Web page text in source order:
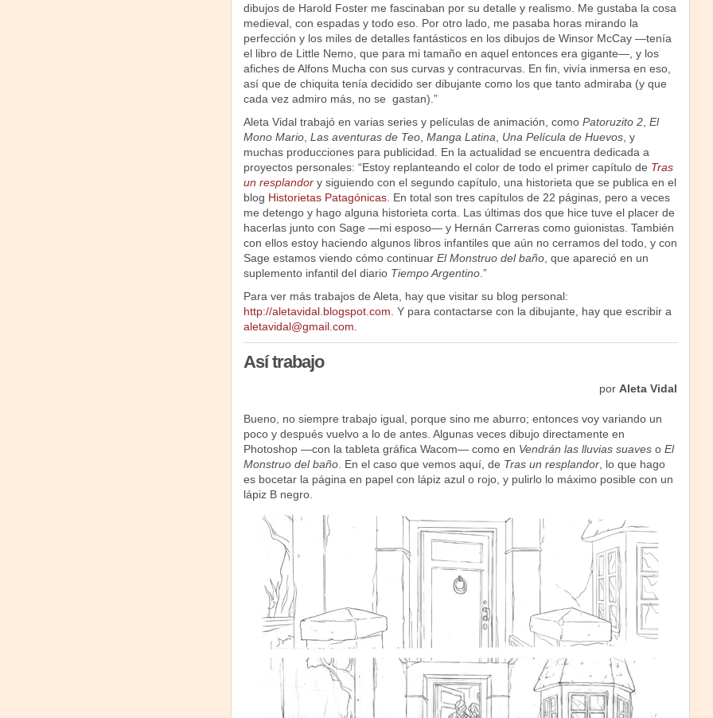
dibujos de Harold Foster me fascinaban por su detalle y realismo. Me gustaba la cosa
medieval, con espadas y todo eso. Por otro lado, me pasaba horas mirando la
perfección y los miles de detalles fantásticos en los dibujos de Winsor McCay —tenía
el libro de Little Nemo, que para mi tamaño en aquel entonces era gigante—, y los
afiches de Alfons Mucha con sus curvas y contracurvas. En fin, vivía inmersa en eso,
así que de chiquita tenía decidido ser dibujante como los que tanto admiraba (y que
cada vez admiro más, no se gastan).”
Aleta Vidal trabajó en varias series y películas de animación, como Patoruzito 2, El
Mono Mario, Las aventuras de Teo, Manga Latina Una Película de Huevos, y
muchas producciones para publicidad. En la actualidad se encuentra dedicada a
proyectos personales: “Estoy replanteando el color de todo el primer capítulo de Tras
un resplandory siguiendo con el segundo capítulo, una historieta que se publica en el
blog Historietas Patagónicas. En total son tres capítulos de 22 páginas, pero a veces
me detengo y hago alguna historieta corta. Las últimas dos que hice tuve el placer de
hacerlas junto con Sage —mi esposo— y Hernán Carreras como guionistas. También
con ellos estoy haciendo algunos libros infantiles que aún no cerramos del todo, y con
Sage estamos viendo cómo continuar El Monstruo del baño, que apareció en un
suplemento infantil del diario Tiempo Argentino.”
Para ver más trabajos de Aleta, hay que visitar su blog personal:
http://aletavidal.blogspot.com . Y para contactarse con la dibujante, hay que escribir a
aletavidal@gmail.com
Así trabajo
por Aleta Vidal
Bueno, no siempre trabajo igual, porque sino me aburro; entonces voy variando un
poco y después vuelvo a lo de antes. Algunas veces dibujo directamente en
Photoshop —con la tableta gráfica Wacom— como en Vendrán las lluvias suaveso El
Monstruo del baño. En el caso que vemos aquí, de Tras un resplandor, lo que hago
es bocetar la página en papel con lápiz azul o rojo, y pulirlo lo máximo posible con un
lápiz B negro.